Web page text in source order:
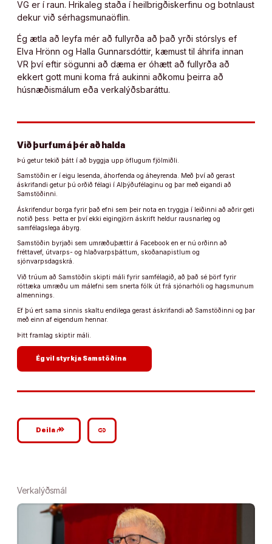
VG er í raun. Hrikaleg staða í heilbrigðiskerfinu og botnlaust
dekur við sérhagsmunaöflin.
Ég ætla að leyfa mér að fullyrða að það yrði stórslys ef
Elva Hrönn og Halla Gunnarsdóttir, kæmust til áhrifa innan
VR því eftir sögunni að dæma er óhætt að fullyrða að
ekkert gott muni koma frá aukinni aðkomu þeirra að
húsnæðismálum eða verkalýðsbaráttu.
Við þurfum á þér að halda
Þú getur tekið þátt í að byggja upp öflugum fjölmiðli.
Samstöðin er í eigu lesenda, áhorfenda og áheyrenda. Með því að gerast
áskrifandi getur þú orðið félagi í Alþýðufélaginu og þar með eigandi að
Samstöðinni.
Áskrifendur borga fyrir það efni sem þeir nota en tryggja í leiðinni að aðrir geti
notið þess. Þetta er því ekki eigingjörn áskrift heldur rausnarleg og
samfélagslega ábyrg.
Samstöðin byrjaði sem umræðuþættir á Facebook en er nú orðinn að
fréttavef, útvarps- og hlaðvarpsþáttum, skoðanapistlum og
sjónvarpsdagskrá.
Við trúum að Samstöðin skipti máli fyrir samfélagið, að það sé þörf fyrir
róttæka umræðu um málefni sem snerta fólk út frá sjónarhóli og hagsmunum
almennings.
Ef þú ert sama sinnis skaltu endilega gerast áskrifandi að Samstöðinni og þar
með einn af eigendum hennar.
Þitt framlag skiptir máli.
Ég vil styrkja Samstöðina
Deilagoogle_plus_reshare link
Verkalýðsmál